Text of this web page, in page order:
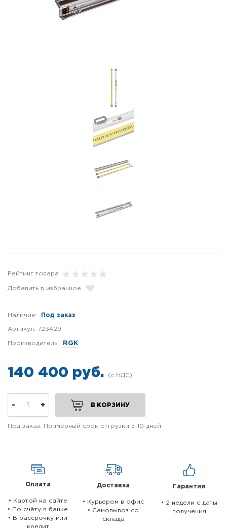
Рейтинг товара
Добавить в избранное
Наличие: Под заказ
Артикул: 723429
Производитель: RGK
140 400 руб.
- + В КОРЗИНУ
Под заказ. Примерный срок отгрузки 5-10 дней
Оплата
• Картой на сайте
• По счёту в банке
• В рассрочку или
кредит
Доставка
• Курьером в офис
• Самовывоз со
склада
Гарантия
• 2 недели c даты
получения